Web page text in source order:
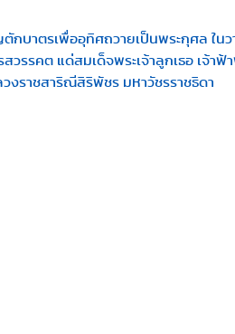
บาตรเพื่ออุทิศถวายเป็นพระกุศล ในวา
วรรคต แด่สมเด็จพระเจ้าลูกเธอ เจ้าฟ้
งราชสาริณีสิริพัชร มหาวัชรราชธิดา